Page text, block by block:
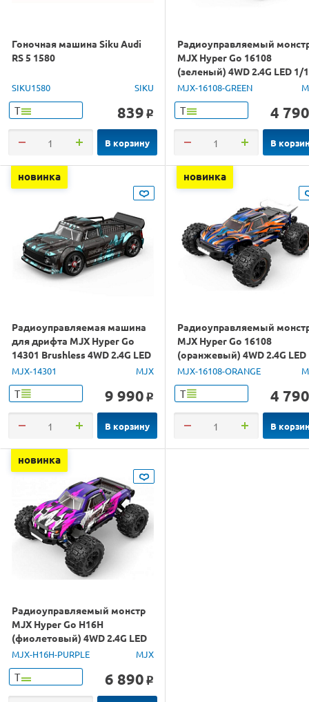
Гоночная машина Siku Audi
RS 5 1580
SIKU1580 SIKU
Т 839 o
В корзину
Радиоуправляемый
MJX Hyper Go 16108
(зеленый) 4WD 2.4G LED 1/
RTR
MJX-16108-GREEN
Т 4 790
В
новинка
Радиоуправляемая машина
для дрифта MJX Hyper Go
14301 Brushless 4WD 2.4G LED
1/14 RTR
MJX-14301 MJX
Т 9 990 o
В корзину
новинка
Радиоуправляемый
MJX Hyper Go 16108
(оранжевый) 4WD 2.4G LED
1/16 RTR
MJX-16108-ORANGE
Т 4 790
В
новинка
Радиоуправляемый монстр
MJX Hyper Go H16H
(фиолетовый) 4WD 2.4G LED
GPS 1/16 RTR
MJX-H16H-PURPLE MJX
Т 6 890 o